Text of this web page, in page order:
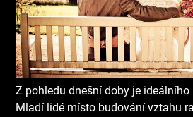
Z pohledu dnešní doby je
Mladí lidé místo budování vztahu